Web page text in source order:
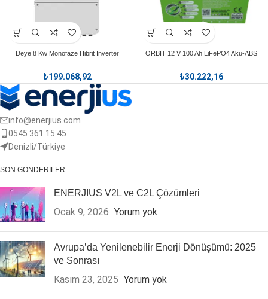
Deye 8 Kw Monofaze Hibrit Inverter
₺199.068,92
ORBİT 12 V 100 Ah LiFePO4 Akü-ABS
₺30.222,16
info@enerjius.com
0545 361 15 45
Denizli/Türkiye
SON GÖNDERILER
ENERJIUS V2L ve C2L Çözümleri
Ocak 9, 2026 Yorum yok
Avrupa’da Yenilenebilir Enerji Dönüşümü: 2025
ve Sonrası
Kasım 23, 2025 Yorum yok